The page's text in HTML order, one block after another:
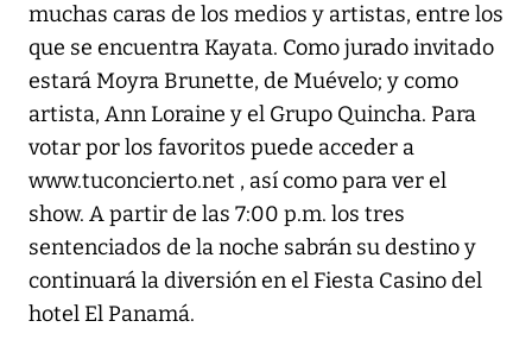
muchas caras de los medios y artistas, entre los
que se encuentra Kayata. Como jurado invitado
estará Moyra Brunette, de Muévelo; y como
artista, Ann Loraine y el Grupo Quincha. Para
votar por los favoritos puede acceder a
www.tuconcierto.net , así como para ver el
show. A partir de las 7:00 p.m. los tres
sentenciados de la noche sabrán su destino y
continuará la diversión en el Fiesta Casino del
hotel El Panamá.